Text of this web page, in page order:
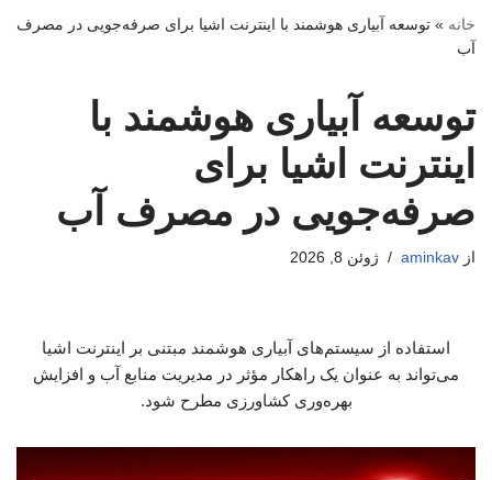
خانه » توسعه آبیاری هوشمند با اینترنت اشیا برای صرفه‌جویی در مصرف
آب
توسعه آبیاری هوشمند با
اینترنت اشیا برای
صرفه‌جویی در مصرف آب
از aminkav ژوئن 8, 2026
استفاده از سیستم‌های آبیاری هوشمند مبتنی بر اینترنت اشیا
می‌تواند به عنوان یک راهکار مؤثر در مدیریت منابع آب و افزایش
بهره‌وری کشاورزی مطرح شود.